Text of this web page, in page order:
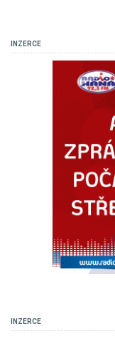
INZERCE
INZERCE